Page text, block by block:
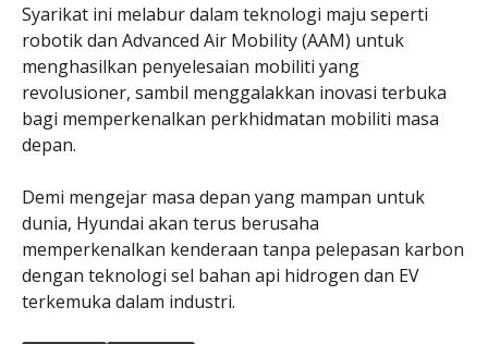
Syarikat ini melabur dalam teknologi maju seperti
robotik dan Advanced Air Mobility (AAM) untuk
menghasilkan penyelesaian mobiliti yang
revolusioner, sambil menggalakkan inovasi terbuka
bagi memperkenalkan perkhidmatan mobiliti masa
depan.
Demi mengejar masa depan yang mampan untuk
dunia, Hyundai akan terus berusaha
memperkenalkan kenderaan tanpa pelepasan karbon
dengan teknologi sel bahan api hidrogen dan EV
terkemuka dalam industri.